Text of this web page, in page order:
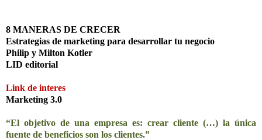
8 MANERAS DE CRECER
Estrategias de marketing para desarrollar tu negocio
Philip y Milton Kotler
LID editorial
Link de interes
Marketing 3.0
“El objetivo de una empresa es: crear cliente (…) la única
fuente de beneficios son los clientes.”